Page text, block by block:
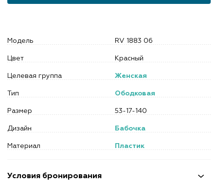
Условия бронирования
Модель RV 1883 06
Цвет Красный
Целевая группа Женская
Тип Ободковая
Размер 53-17-140
Дизайн Бабочка
Материал Пластик